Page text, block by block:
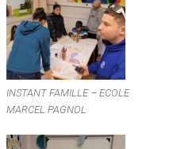
INSTANT FAMILLE – ECOLE
MARCEL PAGNOL